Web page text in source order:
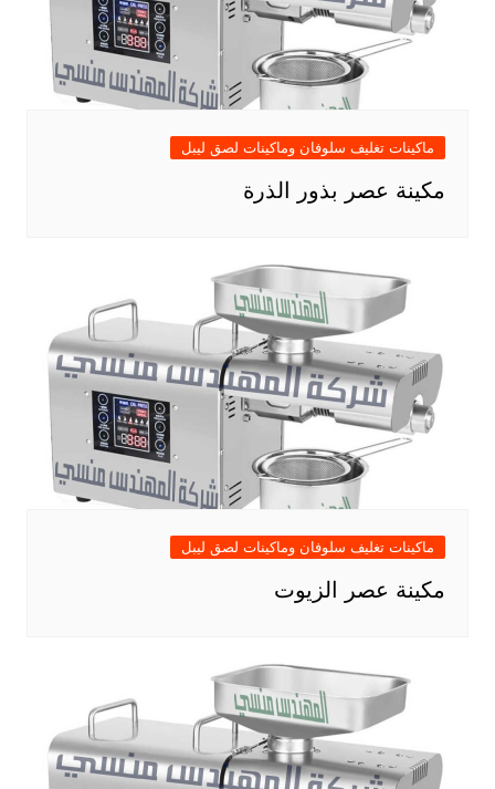
ماكينات تغليف سلوفان وماكينات لصق ليبل
مكينة عصر بذور الذرة
ماكينات تغليف سلوفان وماكينات لصق ليبل
مكينة عصر الزيوت